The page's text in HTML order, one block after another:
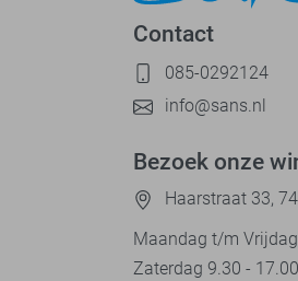
Contact
085-0292124
info@sans.nl
Bezoek onze
Haarstraat 33,
Maandag t/m
Zaterdag 9.30 - 17.00